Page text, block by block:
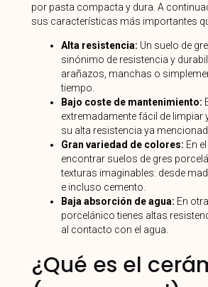
por pasta compacta y dura. A
sus características más importantes
Alta resistencia: Un suelo de
sinónimo de resistencia y
arañazos, manchas o
tiempo.
Bajo coste de mantenimiento:
extremadamente fácil de limpiar
su alta resistencia ya
Gran variedad de colores: En
encontrar suelos de gres
texturas imaginables: desde
e incluso cemento.
Baja absorción de agua: En
porcelánico tienes altas
al contacto con el agua.
¿Qué es el